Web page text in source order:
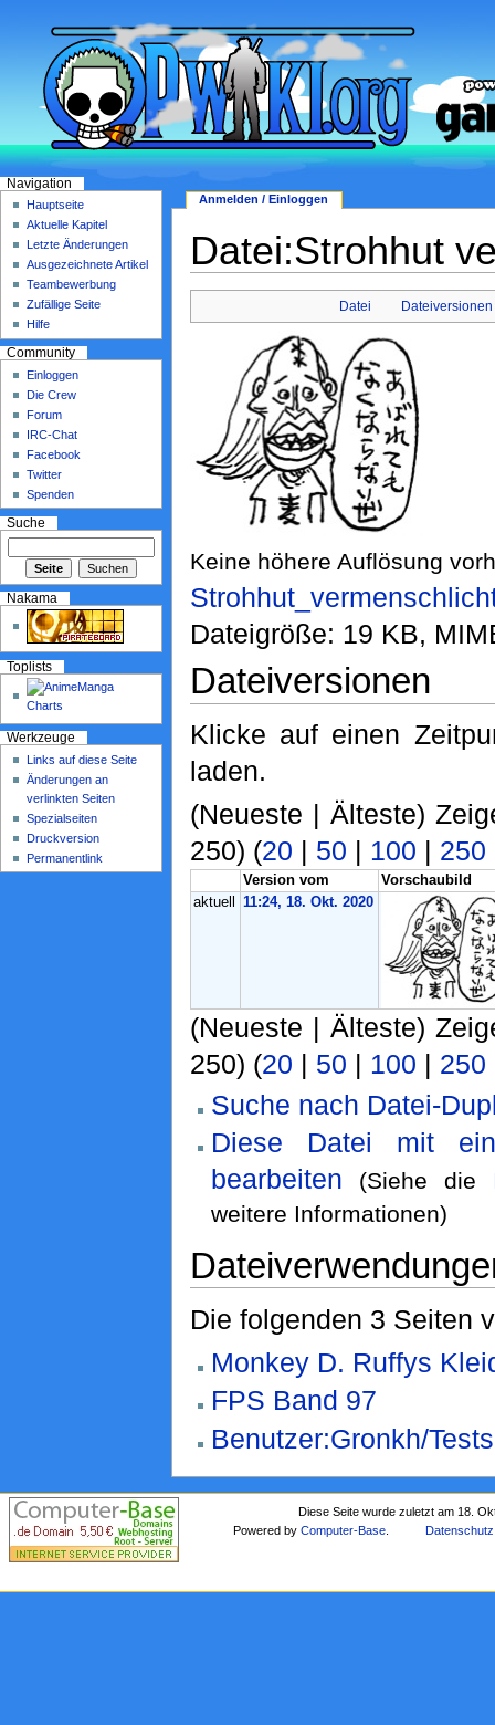
Datei:Strohhut
Datei Dateiversionen
Keine höhere Auflösung
Dateigröße: 19 KB,
Dateiversionen
Klicke auf einen
laden.
(Neueste | Älteste)
250) (20 | 50 | 100 | 250
Version vom
Vorschaubild
aktuell
11:24, 18. Okt. 2020
(Neueste | Älteste)
250) (20 | 50 | 100 | 250
Suche nach Datei-
Diese Datei mit
bearbeiten
(Siehe die
weitere Informationen)
Die folgenden 3 Seiten
Monkey D. Ruffys
FPS Band 97
Benutzer:Gronkh/
Anmelden / Einloggen
Navigation
Hauptseite
Aktuelle Kapitel
Letzte Änderungen
Ausgezeichnete Artikel
Teambewerbung
Zufällige Seite
Hilfe
Community
Einloggen
Die Crew
Forum
IRC-Chat
Facebook
Twitter
Spenden
Suche
Nakama
Toplists
Werkzeuge
Links auf diese Seite
Änderungen an
verlinkten Seiten
Spezialseiten
Druckversion
Permanentlink
Diese Seite wurde zuletzt am 18.
Powered byComputer-Base Datenschutz